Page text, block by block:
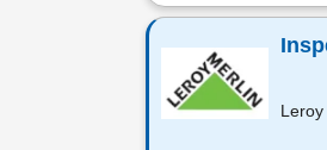
Opis
Leroy